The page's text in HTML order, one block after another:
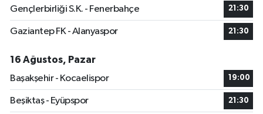
Gençlerbirliği S.K. - Fenerbahçe 21:30
Gaziantep FK - Alanyaspor 21:30
16 Ağustos, Pazar
Başakşehir - Kocaelispor
19:00
Beşiktaş - Eyüpspor 21:30